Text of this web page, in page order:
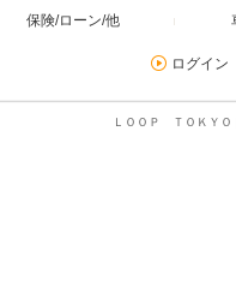
保険/ローン/他
ログイン
ＬＯＯＰ ＴＯＫＹＯ